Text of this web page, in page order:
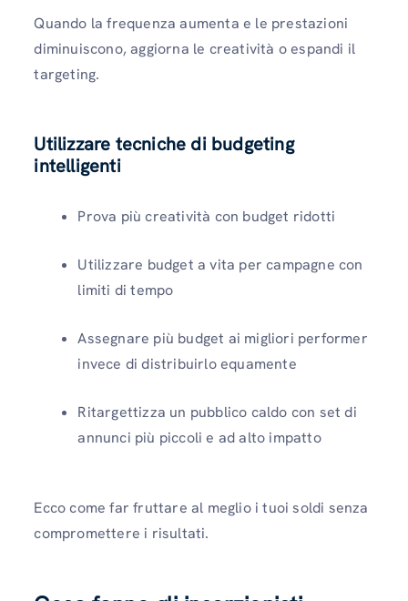
Quando la frequenza aumenta e le prestazioni
diminuiscono, aggiorna le creatività o espandi il
targeting.
Utilizzare tecniche di budgeting
intelligenti
Prova più creatività con budget ridotti
Utilizzare budget a vita per campagne con
limiti di tempo
Assegnare più budget ai migliori performer
invece di distribuirlo equamente
Ritargettizza un pubblico caldo con set di
annunci più piccoli e ad alto impatto
Ecco come far fruttare al meglio i tuoi soldi senza
compromettere i risultati.